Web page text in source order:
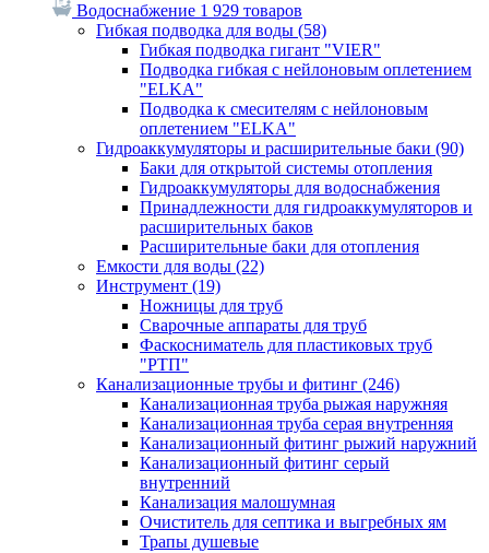
Водоснабжение 1 929 товаров
Гибкая подводка для воды (58)
Гибкая подводка гигант "VIER"
Подводка гибкая с нейлоновым оплетением
"ELKA"
Подводка к смесителям с нейлоновым
оплетением "ELKA"
Гидроаккумуляторы и расширительные баки (90)
Баки для открытой системы отопления
Гидроаккумуляторы для водоснабжения
Принадлежности для гидроаккумуляторов и
расширительных баков
Расширительные баки для отопления
Емкости для воды (22)
Инструмент (19)
Ножницы для труб
Сварочные аппараты для труб
Фаскосниматель для пластиковых труб
"РТП"
Канализационные трубы и фитинг (246)
Канализационная труба рыжая наружняя
Канализационная труба серая внутренняя
Канализационный фитинг рыжий наружний
Канализационный фитинг серый
внутренний
Канализация малошумная
Очиститель для септика и выгребных ям
Трапы душевые